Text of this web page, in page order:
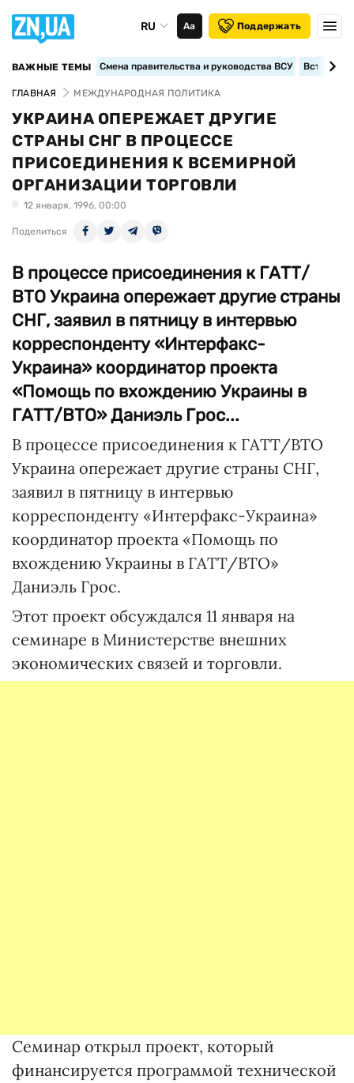
RU Аа Поддержать
ВАЖНЫЕ ТЕМЫ Смена правительства и руководства ВСУ
ГЛАВНАЯ МЕЖДУНАРОДНАЯ ПОЛИТИКА
УКРАИНА ОПЕРЕЖАЕТ ДРУГИЕ
СТРАНЫ СНГ В ПРОЦЕССЕ
ПРИСОЕДИНЕНИЯ К ВСЕМИРНОЙ
ОРГАНИЗАЦИИ ТОРГОВЛИ
12 января, 1996, 00:00
Поделиться
В процессе присоединения к ГАТТ/
ВТО Украина опережает другие страны
СНГ, заявил в пятницу в интервью
корреспонденту «Интерфакс-
Украина» координатор проекта
«Помощь по вхождению Украины в
ГАТТ/ВТО» Даниэль Грос...
В процессе присоединения к ГАТТ/ВТО
Украина опережает другие страны СНГ,
заявил в пятницу в интервью
корреспонденту «Интерфакс-Украина»
координатор проекта «Помощь по
вхождению Украины в ГАТТ/ВТО»
Даниэль Грос.
Этот проект обсуждался 11 января на
семинаре в Министерстве внешних
экономических связей и торговли.
Семинар открыл проект, который
финансируется программой технической